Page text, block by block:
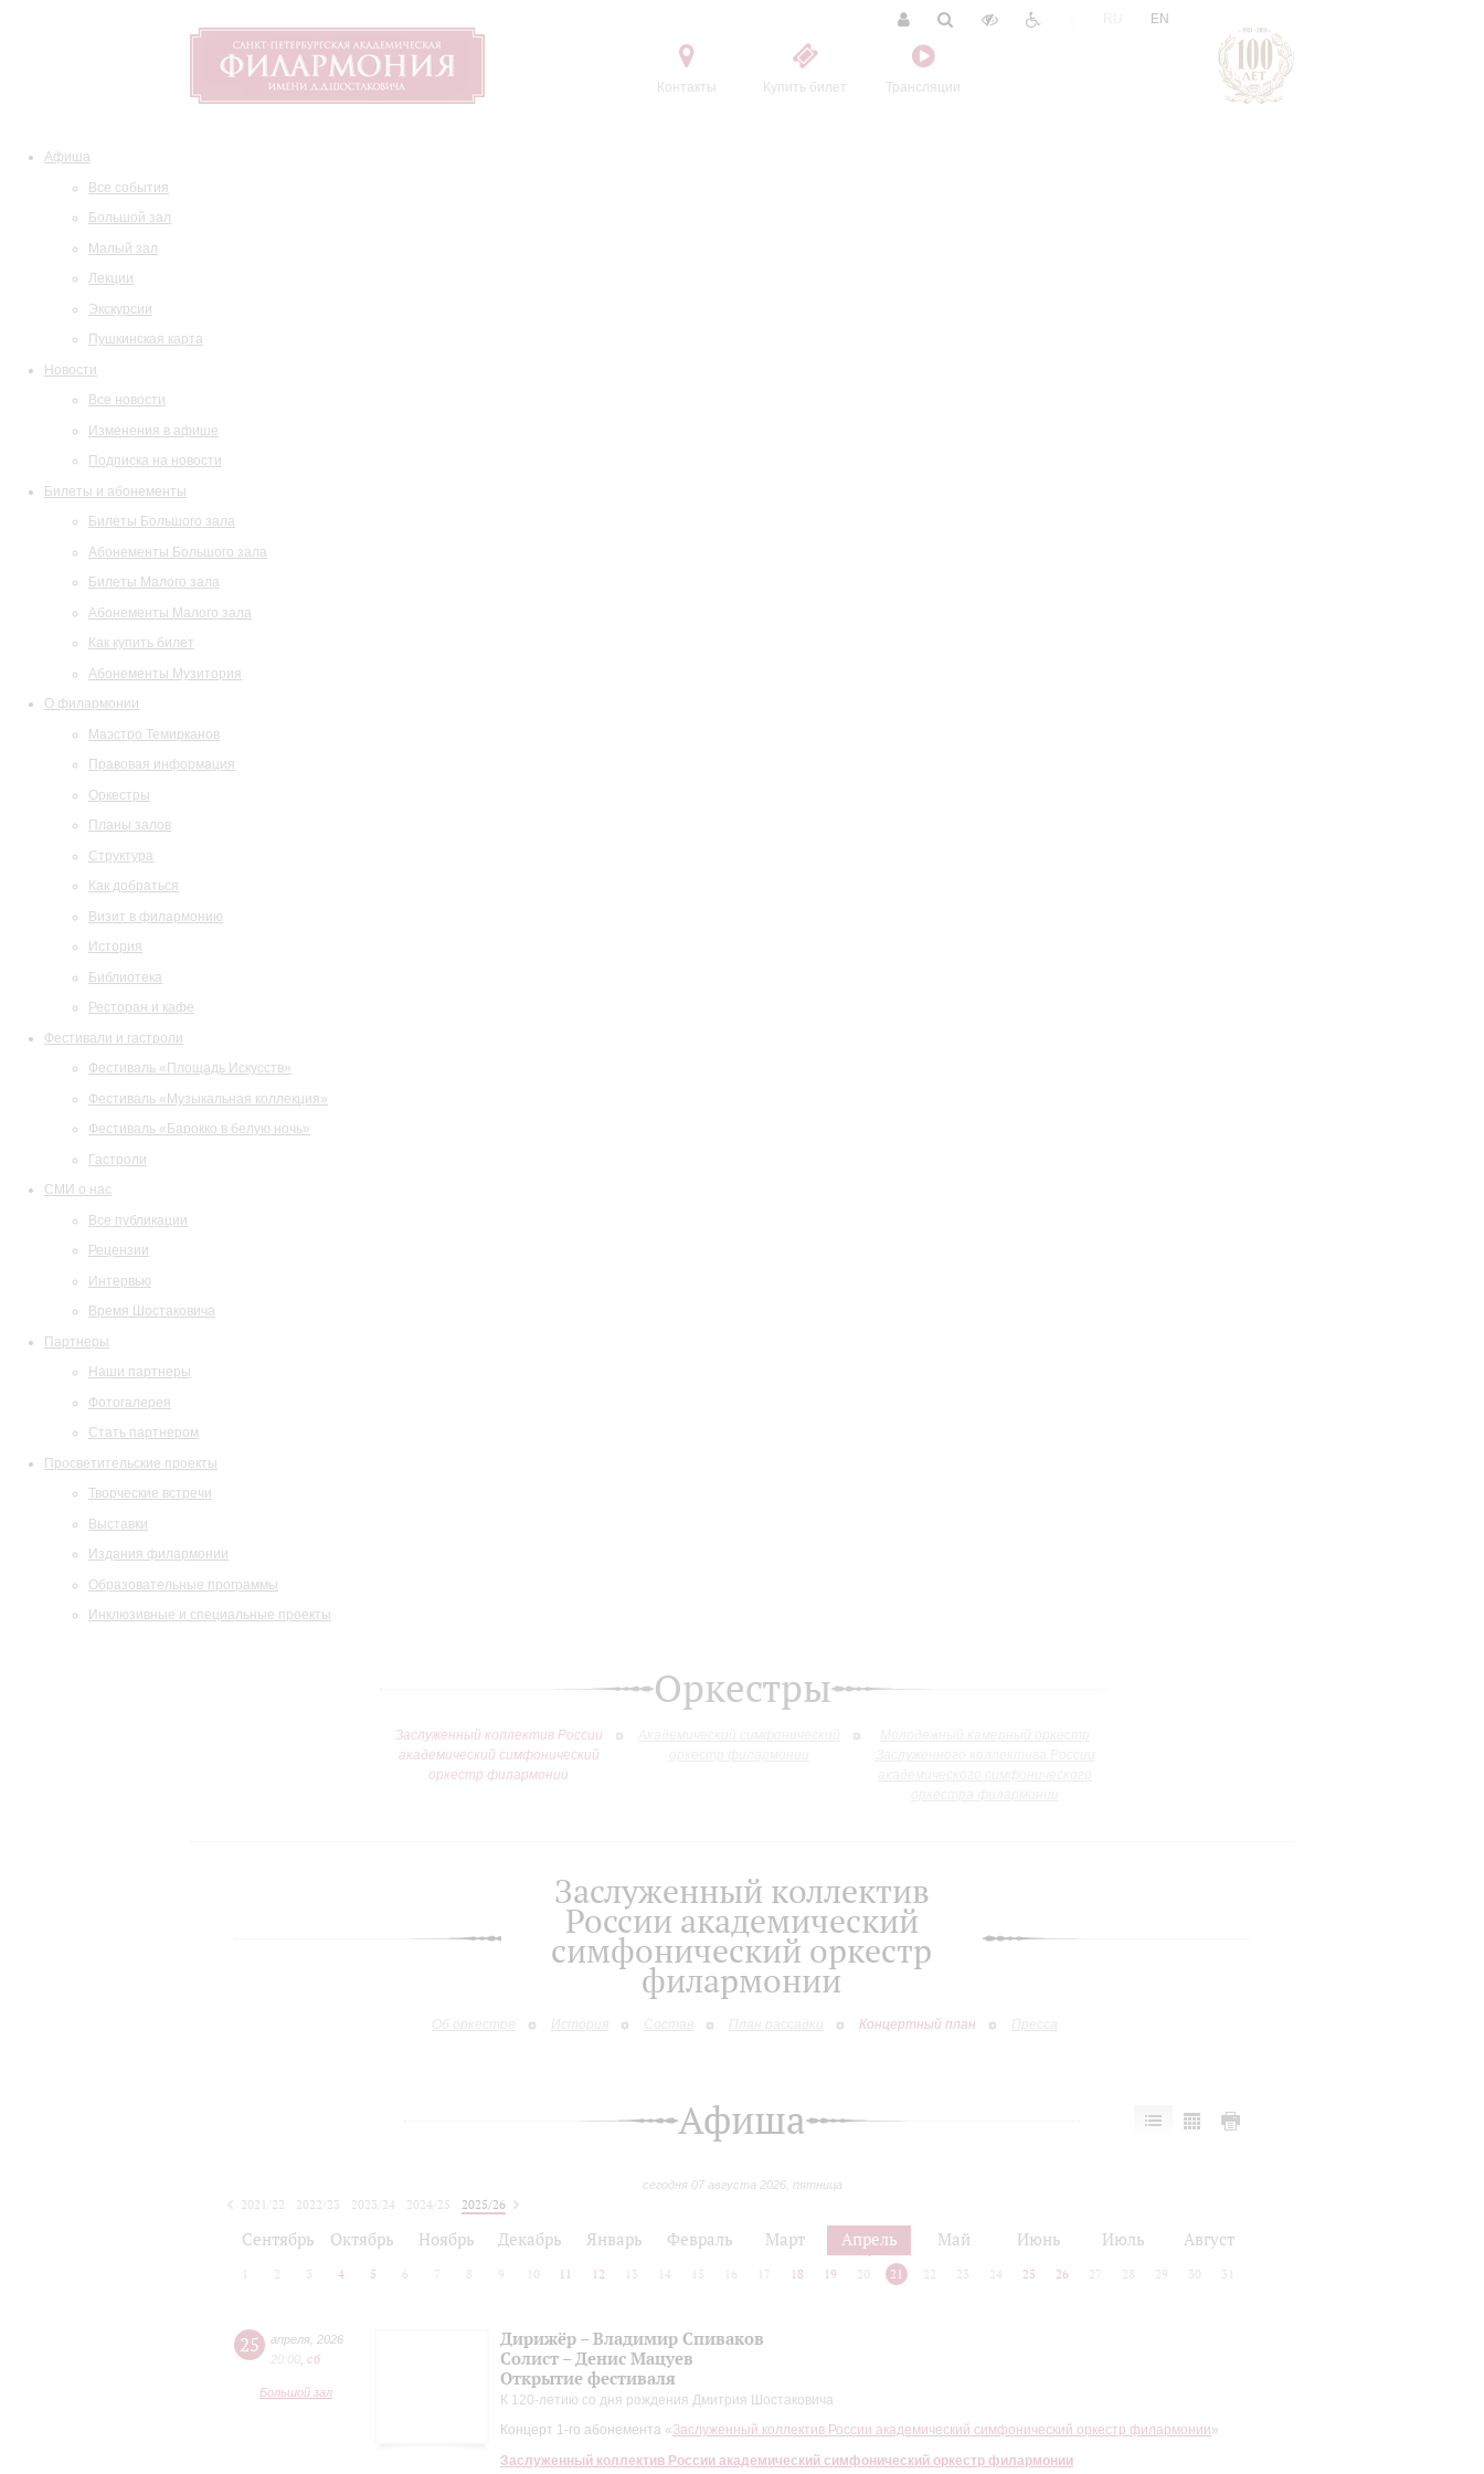
Контакты Купить билет Трансляции
EN
Афиша
Все события
Большой зал
Малый зал
Лекции
Экскурсии
Пушкинская карта
Новости
Все новости
Изменения в афише
Подписка на новости
Билеты и абонементы
Билеты Большого зала
Абонементы Большого зала
Билеты Малого зала
Абонементы Малого зала
Как купить билет
Абонементы Музитория
О филармонии
Маэстро Темирканов
Правовая информация
Оркестры
Планы залов
Структура
Как добраться
Визит в филармонию
История
Библиотека
Ресторан и кафе
Фестивали и гастроли
Фестиваль «Площадь Искусств»
Фестиваль «Музыкальная коллекция»
Фестиваль «Барокко в белую ночь»
Гастроли
СМИ о нас
Все публикации
Рецензии
Интервью
Время Шостаковича
Партнеры
Наши партнеры
Фотогалерея
Стать партнером
Просветительские проекты
Творческие встречи
Выставки
Издания филармонии
Образовательные программы
Инклюзивные и специальные проекты
Оркестры
Заслуженный коллектив России
академический симфонический
оркестр филармонии
Заслуженный коллектив
России академический
симфонический оркестр
филармонии
Об оркестре История Состав План рассадки Концертный план Пресса
Афиша
сегодня 07 августа 2026, пятница
2021/22 2022/23 2023/24 2024/25
2025/26
Сентябрь Октябрь Ноябрь Декабрь Январь Февраль Март Апрель Май Июнь Июль Август
2 3 4 5 6 7 8 9 10 11 12 13 14 15 16 17 18 19 20 21 22 23 24 25 26 27 28 29 30 31
25 апреля 2026
20:00 сб
Большой зал
Дирижёр – Владимир Спиваков
Солист – Денис Мацуев
Открытие фестиваля
К 120-летию со дня рождения Дмитрия Шостаковича
Концерт 1-го абонемента «Заслуженный коллектив России академический симфонический оркестр филармонии»
Заслуженный коллектив России академический симфонический оркестр филармонии